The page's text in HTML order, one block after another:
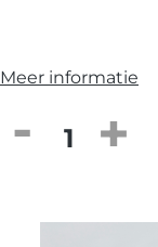
Meer informatie